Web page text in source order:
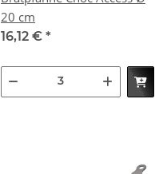
20 cm
16,12 € *